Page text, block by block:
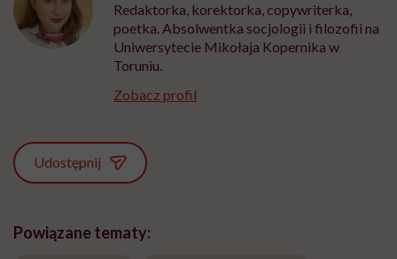
Redaktorka, korektorka, copywriterka,
poetka. Absolwentka socjologii i filozofii na
Uniwersytecie Mikołaja Kopernika w
Toruniu.
Zobacz profil
Udostępnij
Powiązane tematy: